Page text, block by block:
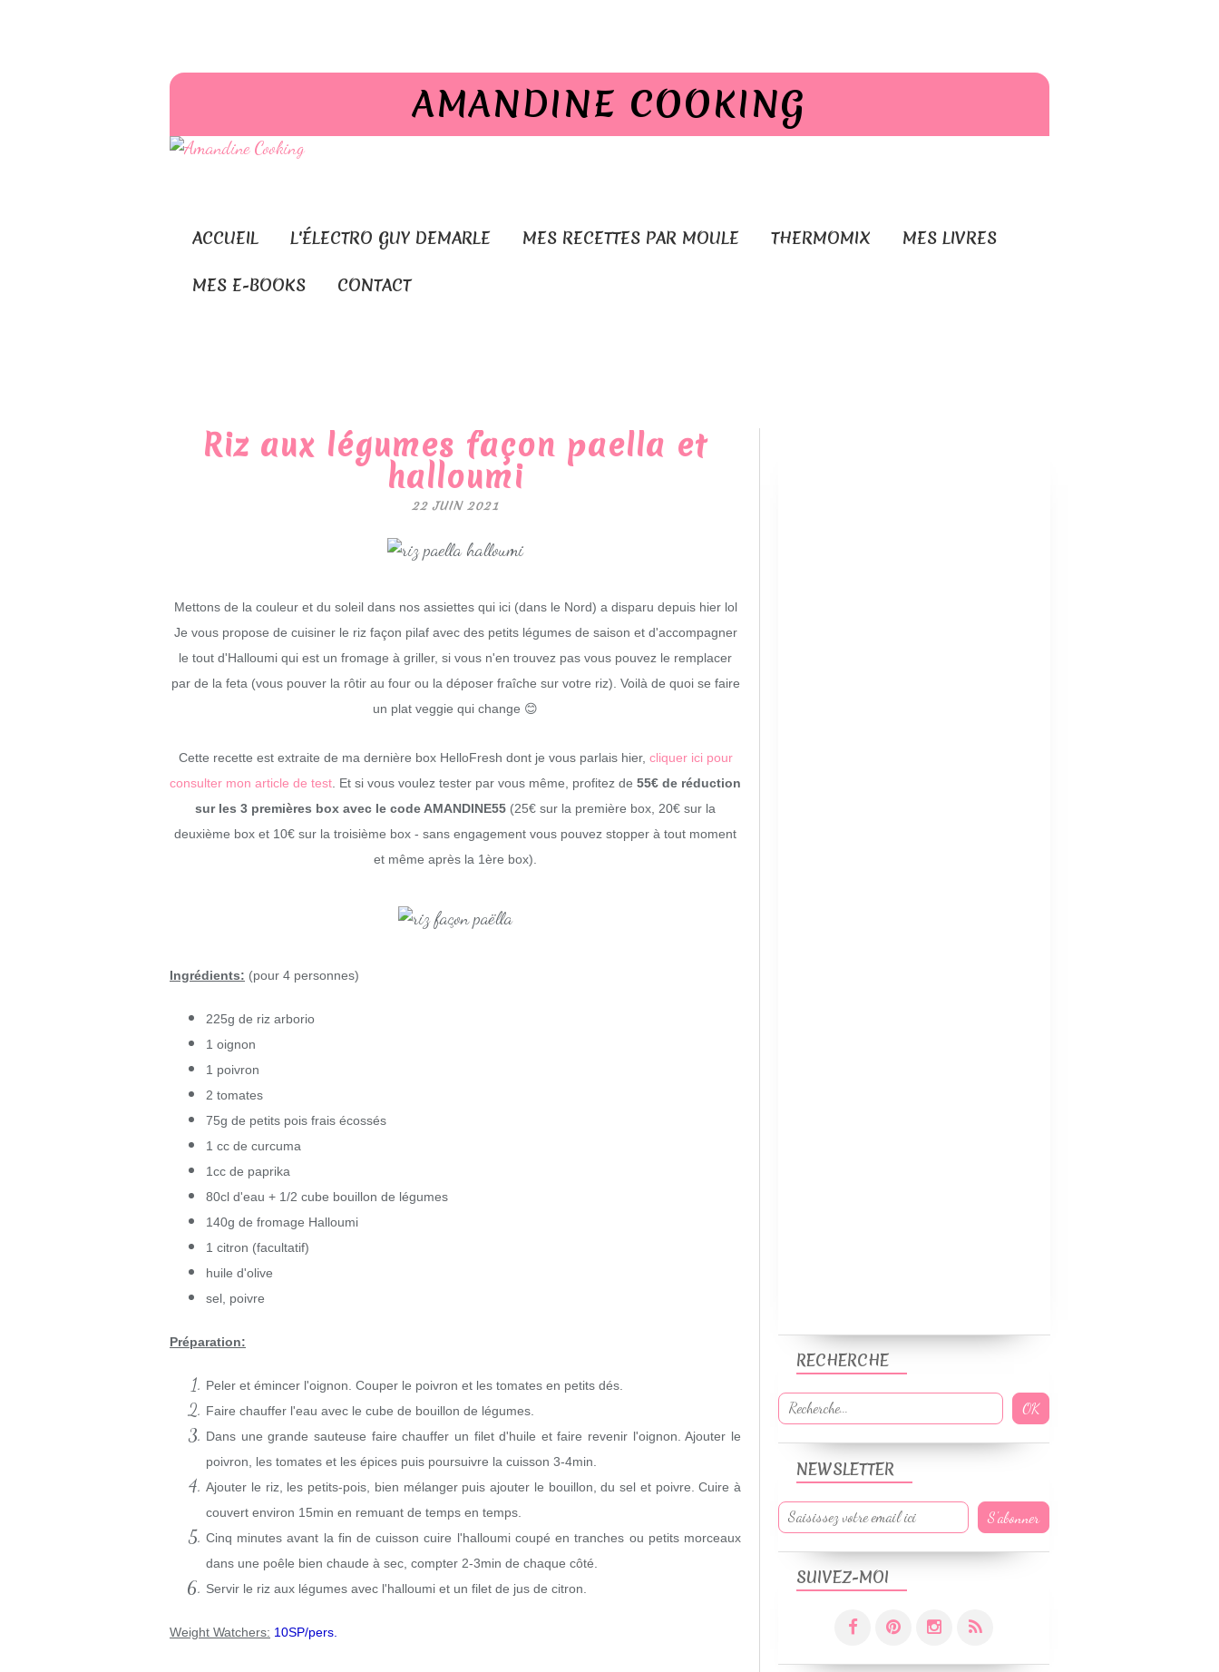
AMANDINE COOKING
ACCUEIL L'ÉLECTRO GUY DEMARLE MES RECETTES PAR MOULE THERMOMIX MES LIVRES
MES E-BOOKS CONTACT
Riz aux légumes façon paella et
halloumi
22 JUIN 2021
Mettons de la couleur et du soleil dans nos assiettes qui ici (dans le Nord) a disparu depuis hier lol
Je vous propose de cuisiner le riz façon pilaf avec des petits légumes de saison et d'accompagner
le tout d'Halloumi qui est un fromage à griller, si vous n'en trouvez pas vous pouvez le remplacer
par de la feta (vous pouver la rôtir au four ou la déposer fraîche sur votre riz). Voilà de quoi se faire
un plat veggie qui change 😊
Cette recette est extraite de ma dernière box HelloFresh dont je vous parlais hier, cliquer ici pour
consulter mon article de test . Et si vous voulez tester par vous même, profitez de 55€ de réduction
sur les 3 premières box avec le code AMANDINE55 (25€ sur la première box, 20€ sur la
deuxième box et 10€ sur la troisième box - sans engagement vous pouvez stopper à tout moment
et même après la 1ère box).
Ingrédients: (pour 4 personnes)
225g de riz arborio
1 oignon
1 poivron
2 tomates
75g de petits pois frais écossés
1 cc de curcuma
1cc de paprika
80cl d'eau + 1/2 cube bouillon de légumes
140g de fromage Halloumi
1 citron (facultatif)
huile d'olive
sel, poivre
Préparation:
Peler et émincer l'oignon. Couper le poivron et les tomates en petits dés.
Faire chauffer l'eau avec le cube de bouillon de légumes.
Dans une grande sauteuse faire chauffer un filet d'huile et faire revenir l'oignon. Ajouter le
poivron, les tomates et les épices puis poursuivre la cuisson 3-4min.
Ajouter le riz, les petits-pois, bien mélanger puis ajouter le bouillon, du sel et poivre. Cuire à
couvert environ 15min en remuant de temps en temps.
Cinq minutes avant la fin de cuisson cuire l'halloumi coupé en tranches ou petits morceaux
dans une poêle bien chaude à sec, compter 2-3min de chaque côté.
Servir le riz aux légumes avec l'halloumi et un filet de jus de citron.
Weight Watchers: 10SP/pers.
NEWSLETTER
SUIVEZ-MOI
RECHERCHE